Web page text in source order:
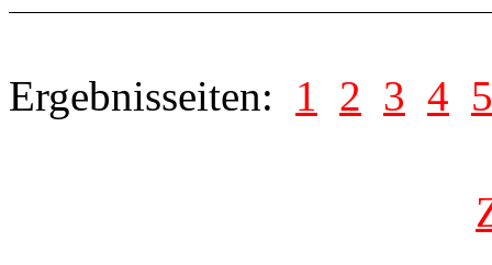
Ergebnisseiten: 1 2 3 4 5